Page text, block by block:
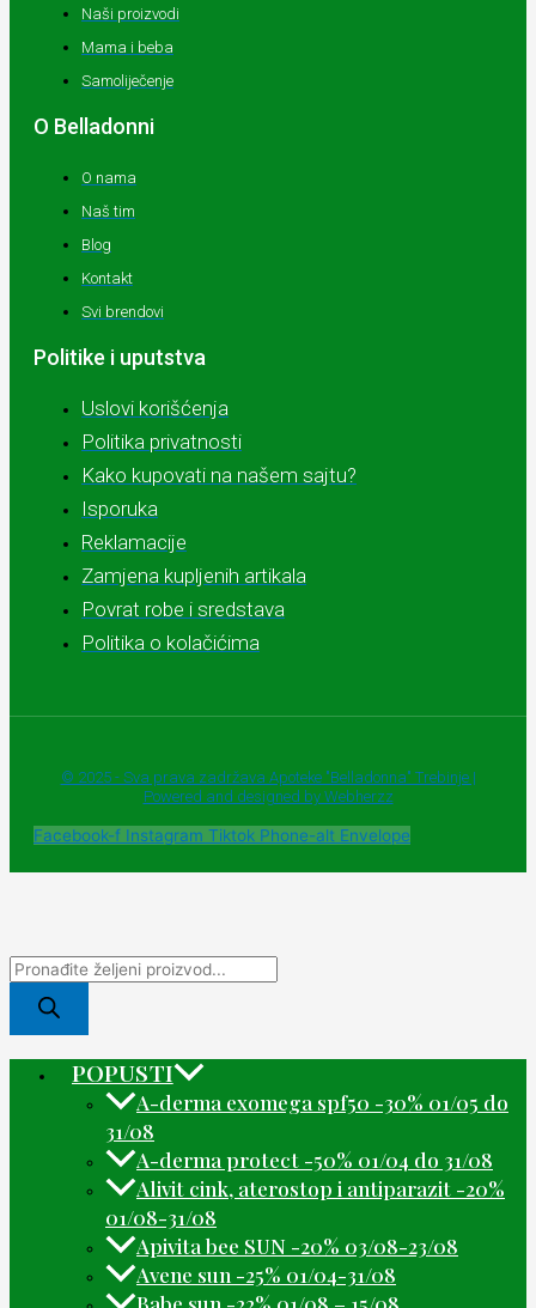
Naši proizvodi
Mama i beba
Samoliječenje
O Belladonni
O nama
Naš tim
Blog
Kontakt
Svi brendovi
Politike i uputstva
Uslovi korišćenja
Politika privatnosti
Kako kupovati na našem sajtu?
Isporuka
Reklamacije
Zamjena kupljenih artikala
Povrat robe i sredstava
Politika o kolačićima
© 2025 - Sva prava zadržava Apoteke "Belladonna" Trebinje |
Powered and designed by Webherzz
Facebook-f Instagram Tiktok Phone-alt Envelope
POPUSTI
A-derma exomega spf50 -30% 01/05 do
31/08
A-derma protect -50% 01/04 do 31/08
Alivit cink, aterostop i antiparazit -20%
01/08-31/08
Apivita bee SUN -20% 03/08-23/08
Avene sun -25% 01/04-31/08